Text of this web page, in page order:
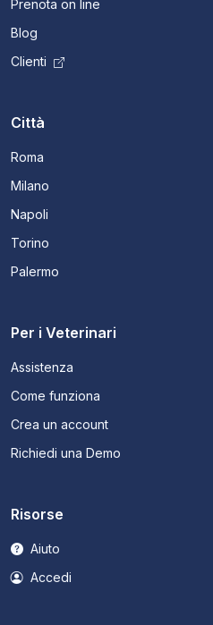
Prenota on line
Blog
Clienti
Città
Roma
Milano
Napoli
Torino
Palermo
Per i Veterinari
Assistenza
Come funziona
Crea un account
Richiedi una Demo
Risorse
Aiuto
Accedi